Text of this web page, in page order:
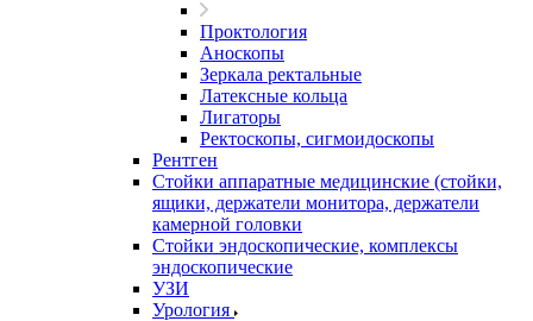
Проктология
Аноскопы
Зеркала ректальные
Латексные кольца
Лигаторы
Ректоскопы, сигмоидоскопы
Рентген
Стойки аппаратные медицинские (стойки,
ящики, держатели монитора, держатели
камерной головки
Стойки эндоскопические, комплексы
эндоскопические
УЗИ
Урология